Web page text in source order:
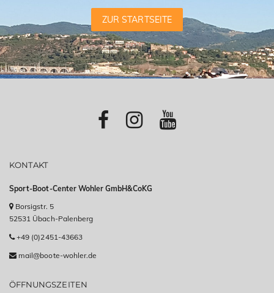
ZUR STARTSEITE
KONTAKT
Sport-Boot-Center Wohler GmbH&CoKG
Borsigstr. 5
52531 Übach-Palenberg
+49 (0)2451-43663
mail@boote-wohler.de
ÖFFNUNGSZEITEN